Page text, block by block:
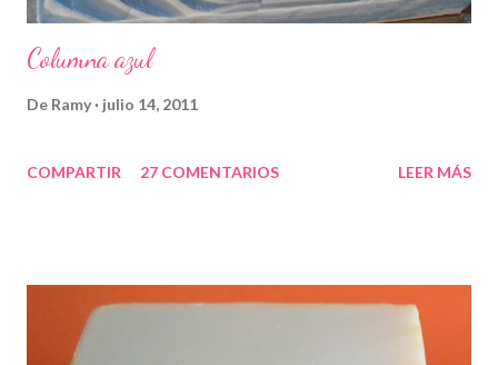
Columna azul
De Ramy julio 14, 2011
COMPARTIR 27 COMENTARIOS LEER MÁS